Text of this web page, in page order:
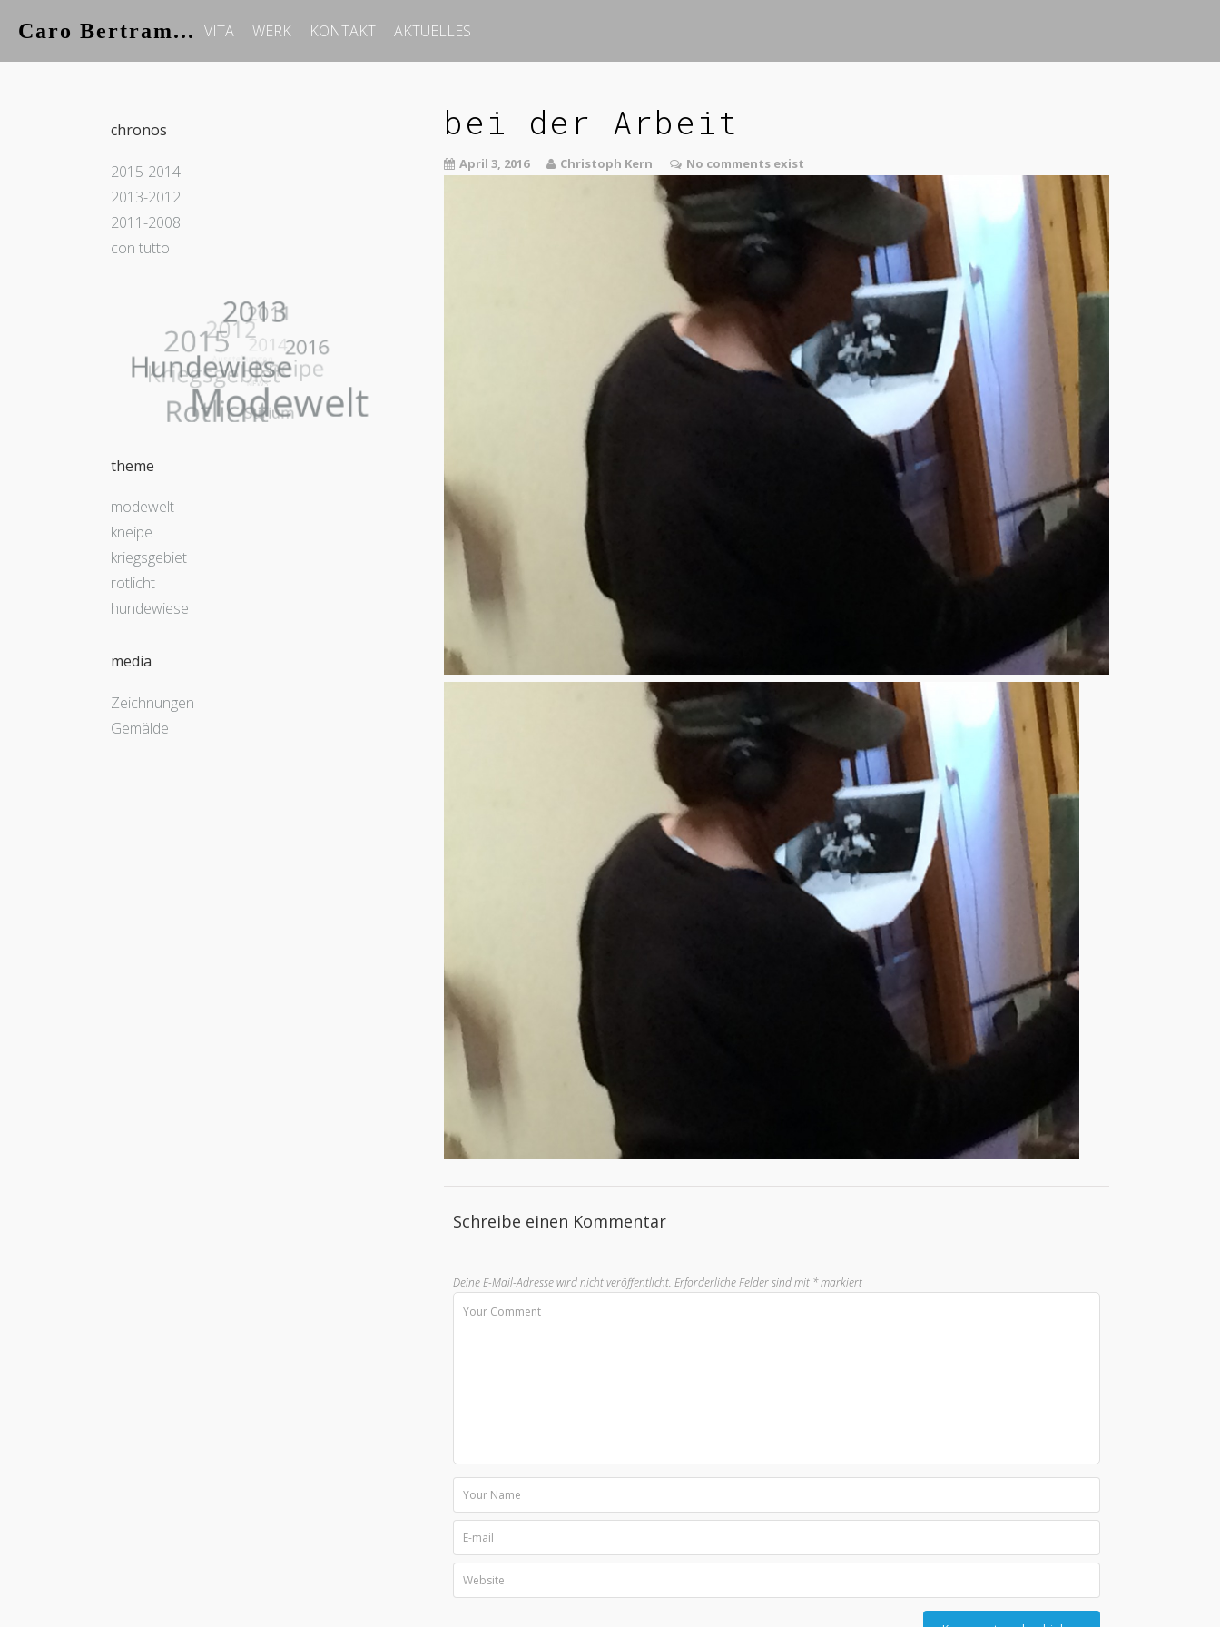
Caro Bertram... VITA WERK KONTAKT AKTUELLES
bei der Arbeit
April 3, 2016 Christoph Kern No comments exist
Schreibe einen Kommentar
Deine E-Mail-Adresse wird nicht veröffentlicht. Erforderliche Felder sind mit *markiert
chronos
2015-2014
2013-2012
2011-2008
con tutto
theme
modewelt
kneipe
kriegsgebiet
rotlicht
hundewiese
media
Zeichnungen
Gemälde